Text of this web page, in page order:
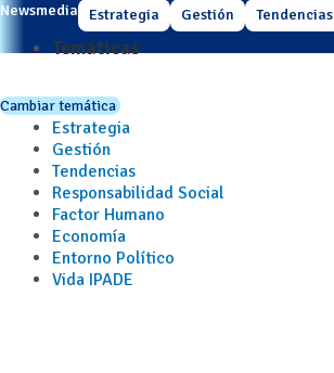
Newsmedia Estrategia Gestión Tendencias
Temáticas
Cambiar temática
Estrategia
Gestión
Tendencias
Responsabilidad Social
Factor Humano
Economía
Entorno Político
Vida IPADE